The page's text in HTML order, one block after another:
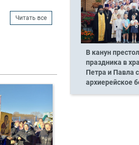
Читать все
В канун
праздника в
Петра и Павла
архиерейское